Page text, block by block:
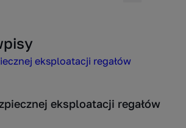
eksploatacji regałów